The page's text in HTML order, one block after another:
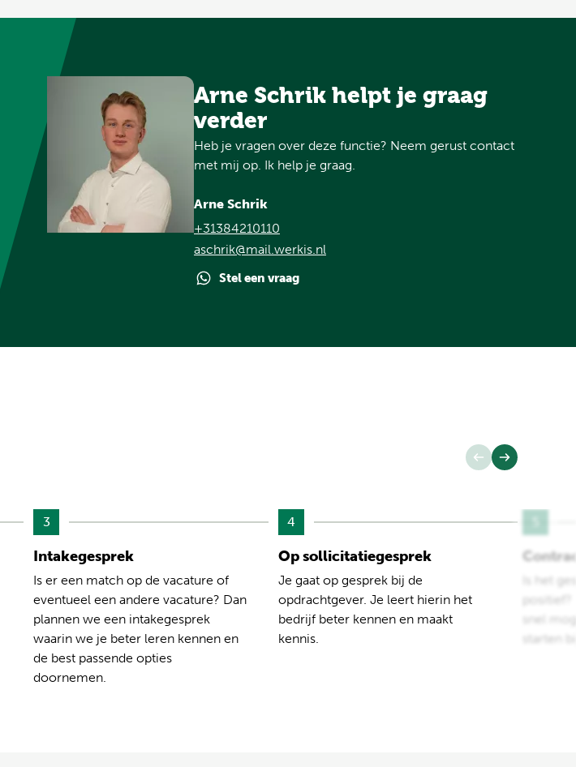
Arne Schrik helpt je graag
verder
Heb je vragen over deze functie? Neem gerust contact
met mij op. Ik help je graag.
Arne Schrik
+31384210110
aschrik@mail.werkis.nl
Stel een vraag
3
Intakegesprek
Is er een match op de vacature of
eventueel een andere vacature? Dan
plannen we een intakegesprek
waarin we je beter leren kennen en
de best passende opties
doornemen.
4
Op sollicitatiegesprek
Je gaat op gesprek bij de
opdrachtgever. Je leert hierin het
bedrijf beter kennen en maakt
kennis.
Is het
snel
starten